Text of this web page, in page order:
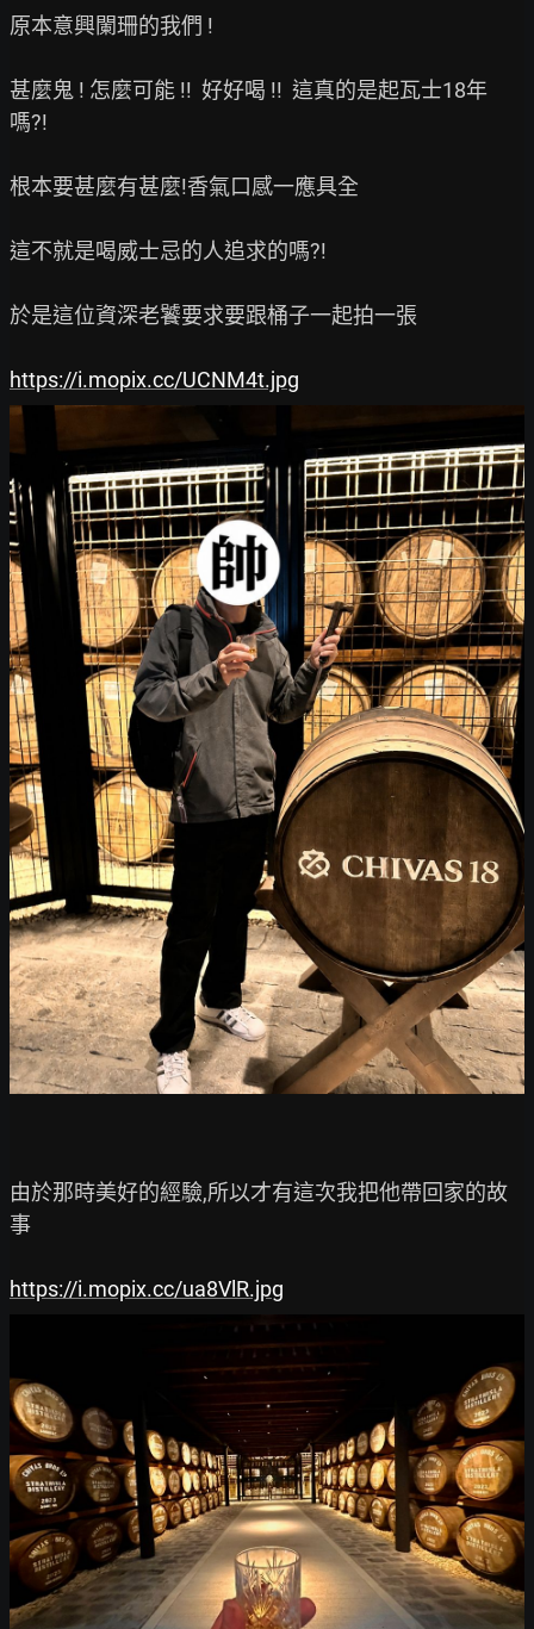
原本意興闌珊的我們 !
甚麼鬼 ! 怎麼可能 !!  好好喝 !!  這真的是起瓦士18年
嗎?!
根本要甚麼有甚麼!香氣口感一應具全
這不就是喝威士忌的人追求的嗎?!
於是這位資深老饕要求要跟桶子一起拍一張
https://i.mopix.cc/UCNM4t.jpg
由於那時美好的經驗,所以才有這次我把他帶回家的故
事
https://i.mopix.cc/ua8VlR.jpg